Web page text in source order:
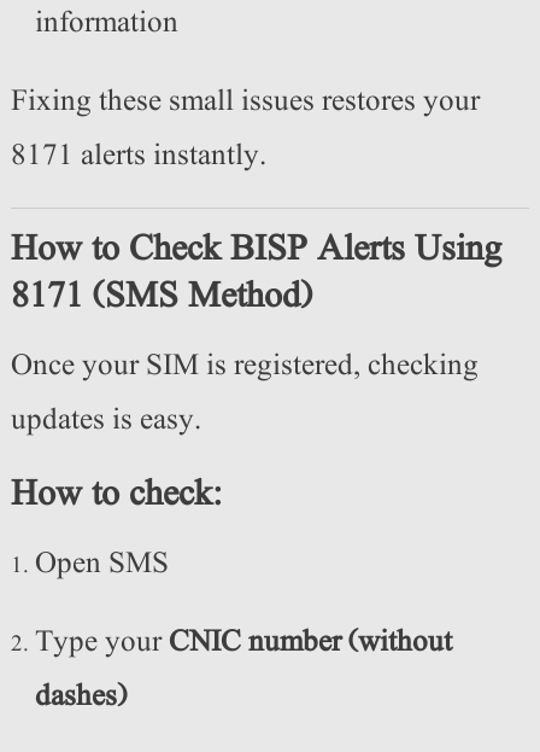
information
Fixing these small issues restores your
8171 alerts instantly.
How to Check BISP Alerts Using
8171 (SMS Method)
Once your SIM is registered, checking
updates is easy.
How to check:
Open SMS
Type yourCNIC number (without
dashes)